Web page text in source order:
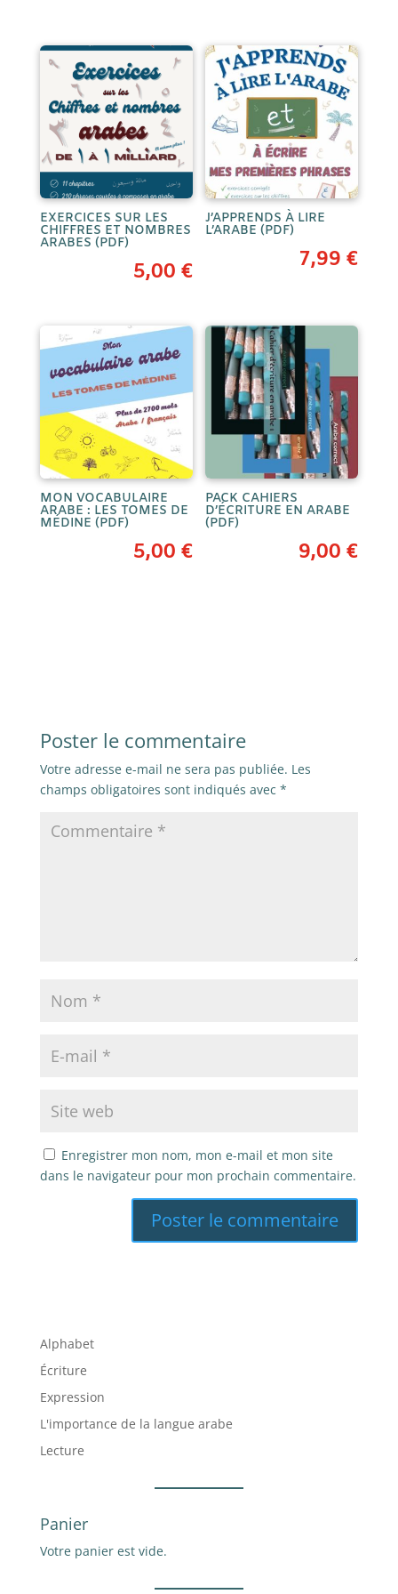
EXERCICES SUR LES
CHIFFRES ET NOMBRES
ARABES (PDF)
5,00 €
J’APPRENDS À LIRE
L’ARABE (PDF)
7,99€
MON VOCABULAIRE
ARABE : LES TOMES DE
MÉDINE (PDF)
5,00 €
PACK CAHIERS
D’ÉCRITURE EN ARABE
(PDF)
9,00€
Poster le commentaire
Votre adresse e-mail ne sera pas publiée. Les
champs obligatoires sont indiqués avec *
Enregistrer mon nom, mon e-mail et mon site
dans le navigateur pour mon prochain commentaire.
a
t
i
e
Alphabet
Écriture
Expression
L'importance de la langue arabe
Lecture
Panier
Votre panier est vide.